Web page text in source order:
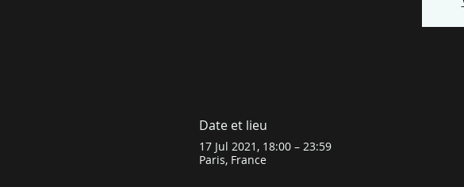
Date et lieu
17 Jul 2021, 18:00 – 23:59
Paris, France